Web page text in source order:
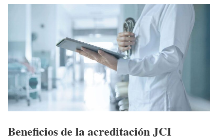
Beneficios de la acreditación JCI